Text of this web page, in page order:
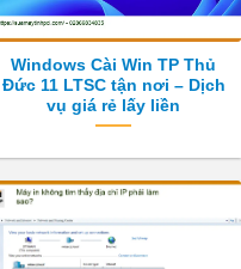
Windows Cài Win TP Thủ
Đức 11 LTSC tận nơi – Dịch
vụ giá rẻ lấy liền